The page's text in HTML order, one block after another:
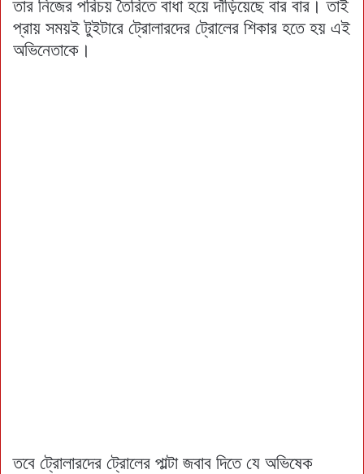
তার নিজের পরিচয় তৈরিতে বাধা হয়ে দাঁড়িয়েছে বার বার। তাই
প্রায় সময়ই টুইটারে ট্রোলারদের ট্রোলের শিকার হতে হয় এই
অভিনেতাকে।
তবে ট্রোলারদের ট্রোলের পাল্টা জবাব দিতে যে অভিষেক